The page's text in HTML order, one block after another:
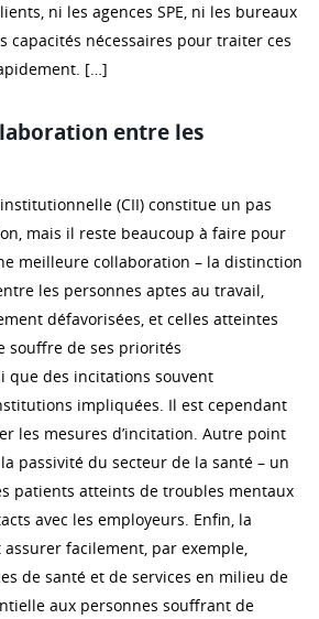
ni les agences SPE, ni les bureaux
capacités nécessaires pour traiter ces
[…]
entre les
(CII) constitue un pas
mais il reste beaucoup à faire pour
meilleure collaboration – la distinction
les personnes aptes au travail,
défavorisées, et celles atteintes
souffre de ses priorités
que des incitations souvent
impliquées. Il est cependant
les mesures d’incitation. Autre point
passivité du secteur de la santé – un
patients atteints de troubles mentaux
avec les employeurs. Enfin, la
facilement, par exemple,
de santé et de services en milieu de
aux personnes souffrant de